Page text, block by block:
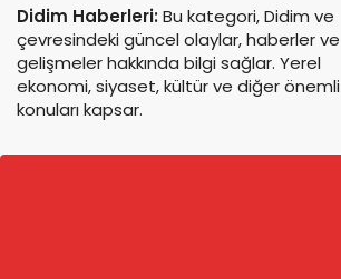
Didim Haberleri:Bu kategori, Didim ve
çevresindeki güncel olaylar, haberler ve
gelişmeler hakkında bilgi sağlar. Yerel
ekonomi, siyaset, kültür ve diğer önemli
konuları kapsar.